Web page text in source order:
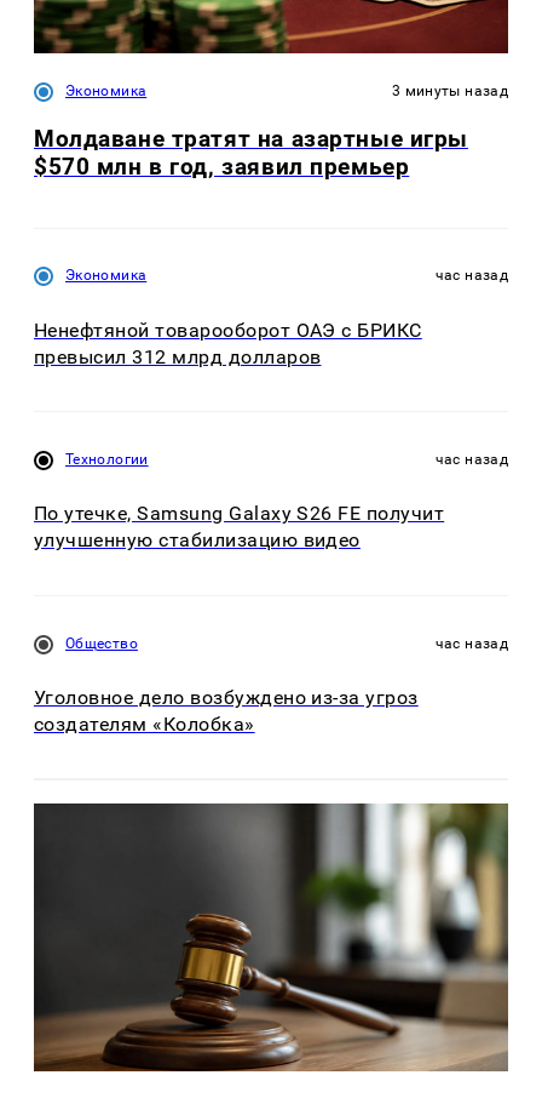
Экономика 3 минуты назад
Молдаване тратят на азартные игры
$570 млн в год, заявил премьер
Экономика час назад
Ненефтяной товарооборот ОАЭ с БРИКС
превысил 312 млрд долларов
Технологии час назад
По утечке, Samsung Galaxy S26 FE получит
улучшенную стабилизацию видео
Общество час назад
Уголовное дело возбуждено из-за угроз
создателям «Колобка»